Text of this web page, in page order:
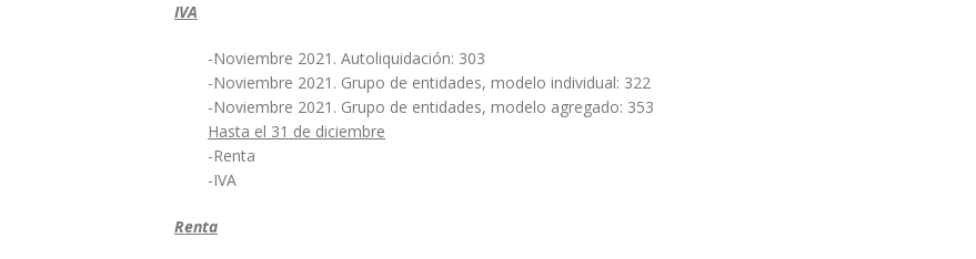
IVA
-Noviembre 2021. Autoliquidación: 303
-Noviembre 2021. Grupo de entidades, modelo individual: 322
-Noviembre 2021. Grupo de entidades, modelo agregado: 353
Hasta el 31 de diciembre
-Renta
-IVA
Renta